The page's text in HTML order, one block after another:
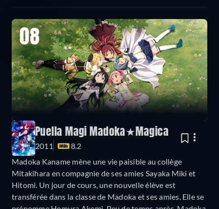
08
Puella Magi Madoka★Magica
2011
8.2
Madoka Kaname mène une vie paisible au collège
Mitakihara en compagnie de ses amies Sayaka Miki et
Hitomi. Un jour de cours, une nouvelle élève est
transférée dans la classe de Madoka et ses amies. Elle se